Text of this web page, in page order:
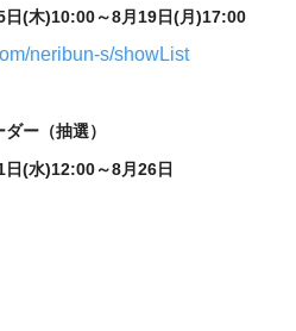
日(木)10:00～8月19日(月)17:00
neribun-s/showList
ー（抽選）
(水)12:00～8月26日